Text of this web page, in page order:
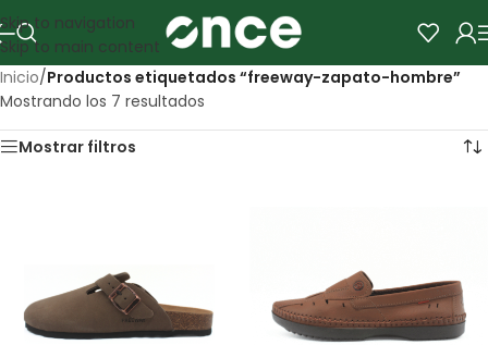
Skip to navigation
Skip to main content
Inicio/Productos etiquetados “freeway-zapato-hombre”
Mostrando los 7 resultados
Mostrar filtros